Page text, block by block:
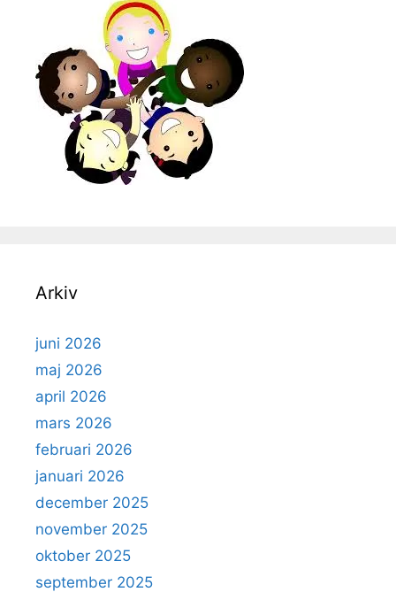
Arkiv
juni 2026
maj 2026
april 2026
mars 2026
februari 2026
januari 2026
december 2025
november 2025
oktober 2025
september 2025